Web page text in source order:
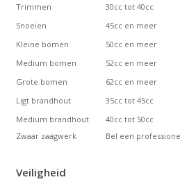
Trimmen
30cc tot 40cc
Snoeien
45cc en meer
Kleine bomen
50cc en meer
Medium bomen
52cc en meer
Grote bomen
62cc en meer
Ligt brandhout
35cc tot 45cc
Medium brandhout
40cc tot 50cc
Zwaar zaagwerk
Bel een
Veiligheid